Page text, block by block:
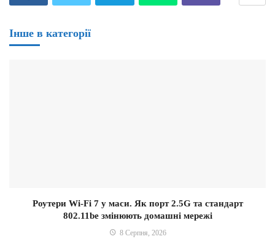
Інше в категорії
Роутери Wi-Fi 7 у маси. Як порт 2.5G та стандарт
802.11be змінюють домашні мережі
8 Серпня, 2026